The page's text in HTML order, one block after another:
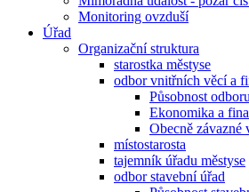
Monitoring ovzduší
Úřad
Organizační struktura
starostka městyse
odbor vnitřních věcí a
Působnost odboru
Ekonomika a
Obecně závazné
místostarosta
tajemník úřadu městyse
odbor stavební úřad